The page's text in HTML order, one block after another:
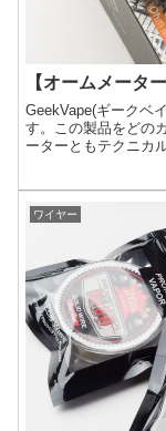
【オームメータ
GeekVape(ギークベ
す。この製品をどの
ーターともテクニカ
ワイヤー